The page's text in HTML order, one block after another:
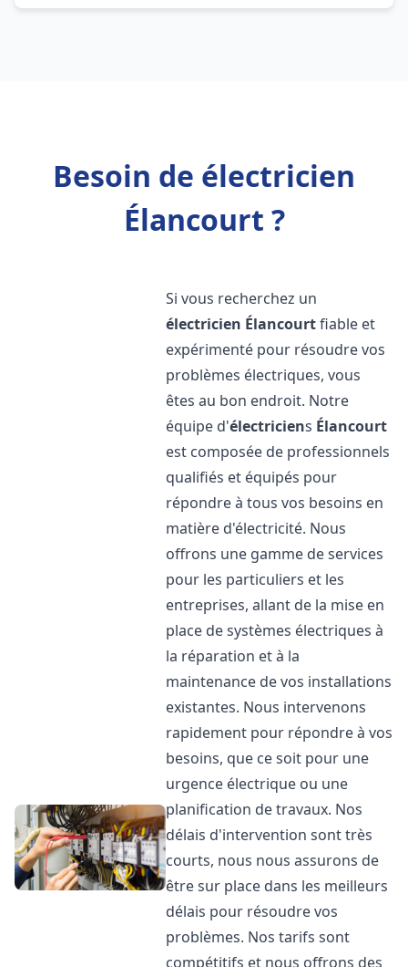
Besoin de électricien
Élancourt ?
Si vous recherchez un
électricien Élancourtfiable et
expérimenté pour résoudre vos
problèmes électriques, vous
êtes au bon endroit. Notre
équipe d'électriciens Élancourt
est composée de professionnels
qualifiés et équipés pour
répondre à tous vos besoins en
matière d'électricité. Nous
offrons une gamme de services
pour les particuliers et les
entreprises, allant de la mise en
place de systèmes électriques à
la réparation et à la
maintenance de vos installations
existantes. Nous intervenons
rapidement pour répondre à vos
besoins, que ce soit pour une
urgence électrique ou une
planification de travaux. Nos
délais d'intervention sont très
courts, nous nous assurons de
être sur place dans les meilleurs
délais pour résoudre vos
problèmes. Nos tarifs sont
compétitifs et nous offrons des